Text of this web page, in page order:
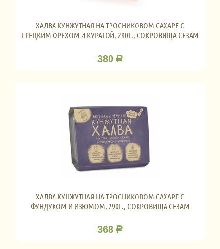
ХАЛВА КУНЖУТНАЯ НА ТРОСНИКОВОМ САХАРЕ С
ГРЕЦКИМ ОРЕХОМ И КУРАГОЙ, 290Г., СОКРОВИЩА СЕЗАМ
380 Р
ХАЛВА КУНЖУТНАЯ НА ТРОСНИКОВОМ САХАРЕ С
ФУНДУКОМ И ИЗЮМОМ, 290Г., СОКРОВИЩА СЕЗАМ
368 Р